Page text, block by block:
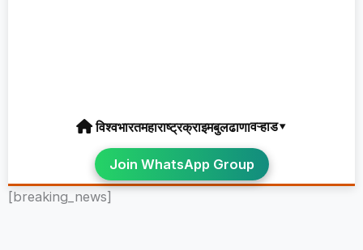
विश्वभारतमहाराष्ट्रक्राइमबुलढाणावऱ्हाड▾
Join WhatsApp Group
[breaking_news]